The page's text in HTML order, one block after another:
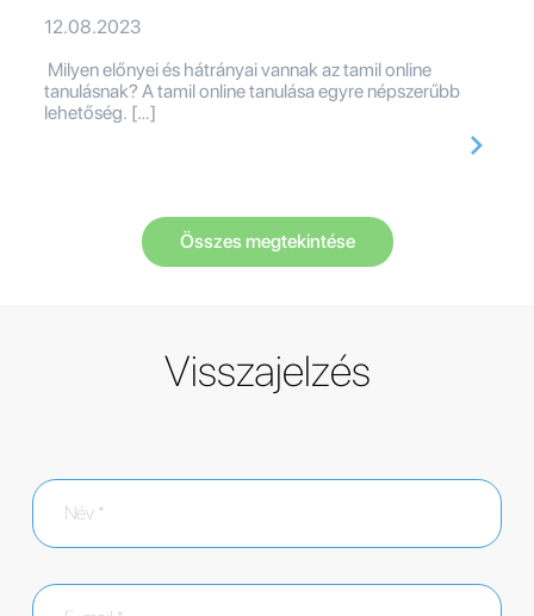
12.08.2023
Milyen előnyei és hátrányai vannak az tamil online
tanulásnak? A tamil online tanulása egyre népszerűbb
lehetőség. […]
Összes megtekintése
Visszajelzés